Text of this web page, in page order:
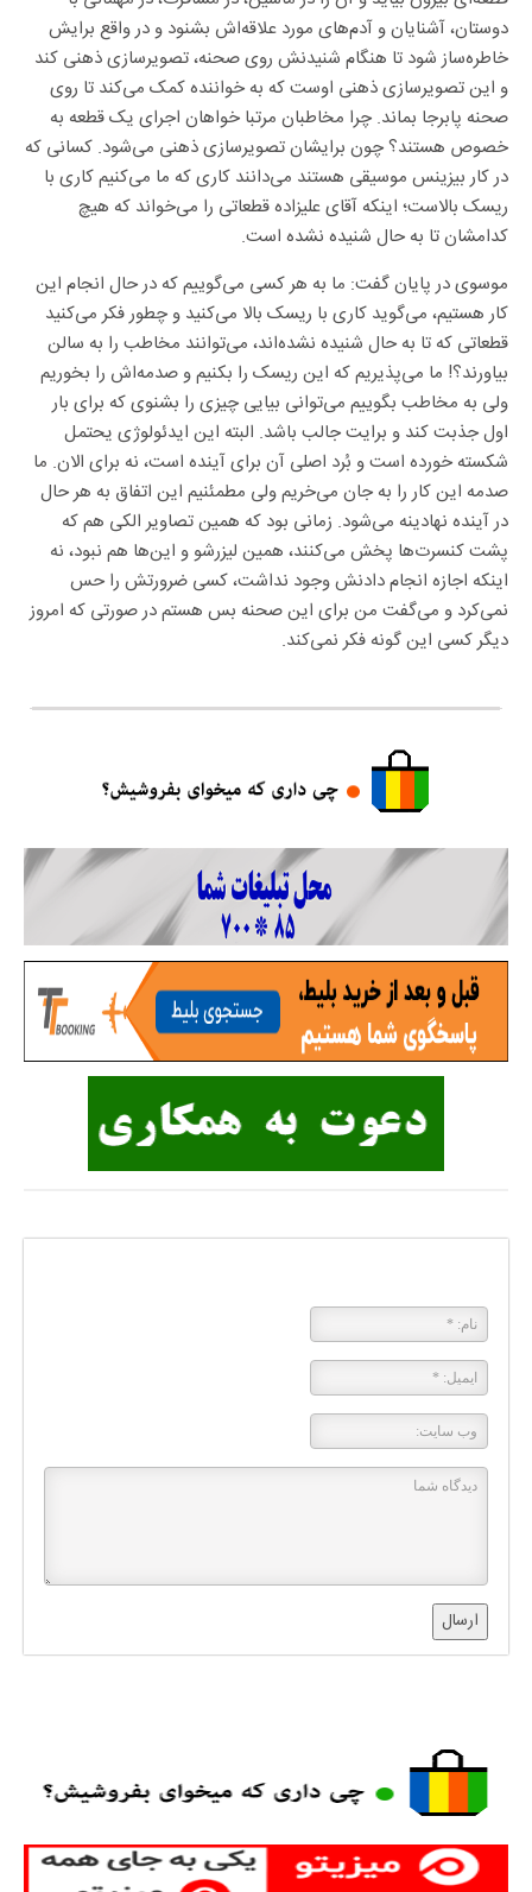
دوستان، آشنایان و آدم‌های مورد علاقه‌اش بشنود و در واقع برایش
خاطره‌ساز شود تا هنگام شنیدنش روی صحنه، تصویرسازی ذهنی کند
و این تصویرسازی ذهنی اوست که به خواننده کمک می‌کند تا روی
صحنه پابرجا بماند. چرا مخاطبان مرتبا خواهان اجرای یک قطعه به
خصوص هستند؟ چون برایشان تصویرسازی ذهنی می‌شود. کسانی که
در کار بیزینس موسیقی هستند می‌دانند کاری که ما می‌کنیم کاری با
ریسک بالاست؛ اینکه آقای علیزاده قطعاتی را می‌خواند که هیچ
کدامشان تا به حال شنیده نشده است.
موسوی در پایان گفت: ما به هر کسی می‌گوییم که در حال انجام این
کار هستیم، می‌گوید کاری با ریسک بالا می‌کنید و چطور فکر می‌کنید
قطعاتی که تا به حال شنیده نشده‌اند، می‌توانند مخاطب را به سالن
بیاورند؟! ما می‌پذیریم که این ریسک را بکنیم و صدمه‌اش را بخوریم
ولی به مخاطب بگوییم می‌توانی بیایی چیزی را بشنوی که برای بار
اول جذبت کند و برایت جالب باشد. البته این ایدئولوژی یحتمل
شکسته خورده است و بُرد اصلی آن برای آینده است، نه برای الان. ما
صدمه این کار را به جان می‌خریم ولی مطمئنیم این اتفاق به هر حال
در آینده نهادینه می‌شود. زمانی بود که همین تصاویر الکی هم که
پشت کنسرت‌ها پخش می‌کنند، همین لیزرشو و این‌ها هم نبود، نه
اینکه اجازه انجام دادنش وجود نداشت، کسی ضرورتش را حس
نمی‌کرد و می‌گفت من برای این صحنه بس هستم در صورتی که امروز
دیگر کسی این گونه فکر نمی‌کند.
ارسال